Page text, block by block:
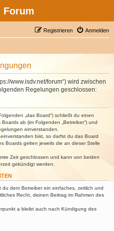
Forum
Anmelden
Registrieren
www.isdv.net/forum“) wird zwischen
Regelungen geschlossen:
„das Board“) schließt du einen
ab (im Folgenden „Betreiber“) und
einverstanden.
bist, so darfst du das Board
Boards gelten jeweils die an dieser Stelle
Zeit geschlossen und kann von beiden
gekündigt werden.
du dem Betreiber ein einfaches, zeitlich und
Recht, deinen Beitrag im Rahmen des
a bleibt auch nach Kündigung des